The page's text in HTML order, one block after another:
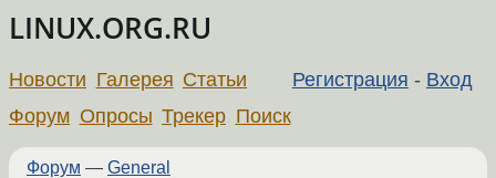
LINUX.ORG.RU
Регистрация - Вход
Новости Галерея Статьи
Форум Опросы Трекер Поиск
Форум — General